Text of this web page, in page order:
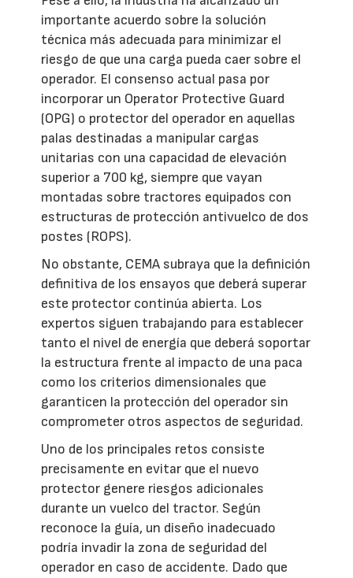
importante acuerdo sobre la solución
técnica más adecuada para minimizar el
riesgo de que una carga pueda caer sobre el
operador. El consenso actual pasa por
incorporar un Operator Protective Guard
(OPG) o protector del operador en aquellas
palas destinadas a manipular cargas
unitarias con una capacidad de elevación
superior a 700 kg, siempre que vayan
montadas sobre tractores equipados con
estructuras de protección antivuelco de dos
postes (ROPS).
No obstante, CEMA subraya que la definición
definitiva de los ensayos que deberá superar
este protector continúa abierta. Los
expertos siguen trabajando para establecer
tanto el nivel de energía que deberá soportar
la estructura frente al impacto de una paca
como los criterios dimensionales que
garanticen la protección del operador sin
comprometer otros aspectos de seguridad.
Uno de los principales retos consiste
precisamente en evitar que el nuevo
protector genere riesgos adicionales
durante un vuelco del tractor. Según
reconoce la guía, un diseño inadecuado
podría invadir la zona de seguridad del
operador en caso de accidente. Dado que